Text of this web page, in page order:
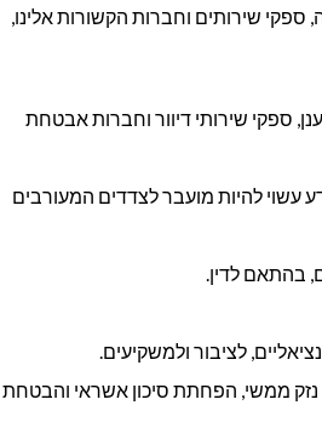
שירותים וחברות הקשורות אלינו,
ספקי שירותי דיוור וחברות אבטחת
עשוי להיות מועבר לצדדים המעורבים
בהתאם לדין.
לציבור ולמשקיעים.
נזק ממשי, הפחתת סיכון אשראי והבטחת